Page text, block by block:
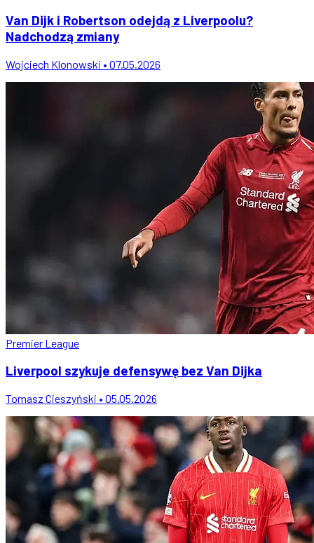
Van Dijk i Robertson odejdą z Liverpoolu?
Nadchodzą zmiany
Wojciech Klonowski • 07.05.2026
Premier League
Liverpool szykuje defensywę bez Van Dijka
Tomasz Cieszyński • 05.05.2026